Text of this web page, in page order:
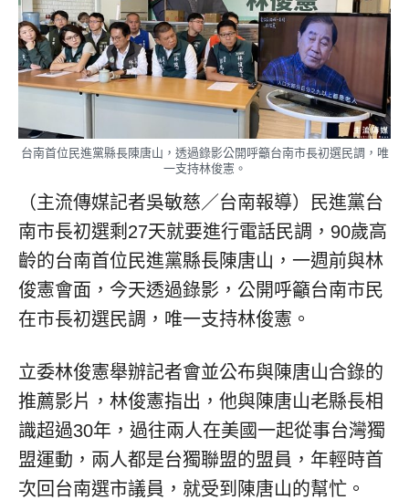
台南首位民進黨縣長陳唐山，透過錄影公開呼籲台南市長初選民調，唯
一支持林俊憲。
（主流傳媒記者吳敏慈／台南報導）民進黨台
南市長初選剩27天就要進行電話民調，90歲高
齡的台南首位民進黨縣長陳唐山，一週前與林
俊憲會面，今天透過錄影，公開呼籲台南市民
在市長初選民調，唯一支持林俊憲。
立委林俊憲舉辦記者會並公布與陳唐山合錄的
推薦影片，林俊憲指出，他與陳唐山老縣長相
識超過30年，過往兩人在美國一起從事台灣獨
盟運動，兩人都是台獨聯盟的盟員，年輕時首
次回台南選市議員，就受到陳唐山的幫忙。